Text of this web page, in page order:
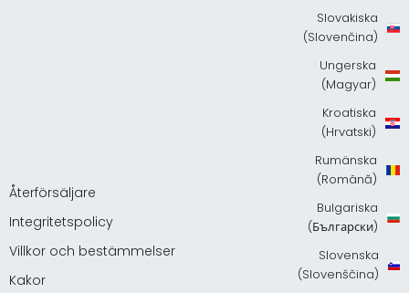
Återförsäljare
Integritetspolicy
Villkor och bestämmelser
Kakor
Slovakiska
(Slovenčina)
Ungerska
(Magyar)
Kroatiska
(Hrvatski)
Rumänska
(Română)
Bulgariska
(Български)
Slovenska
(Slovenščina)